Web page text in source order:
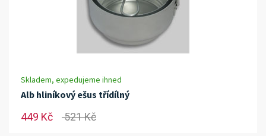
Skladem, expedujeme ihned
Alb hliníkový ešus třídílný
449 Kč 521 Kč